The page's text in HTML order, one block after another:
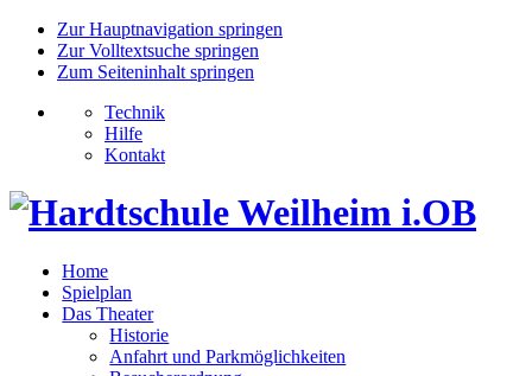
Zur Hauptnavigation springen
Zur Volltextsuche springen
Zum Seiteninhalt springen
Technik
Hilfe
Kontakt
Home
Spielplan
Das Theater
Historie
Anfahrt und Parkmöglichkeiten